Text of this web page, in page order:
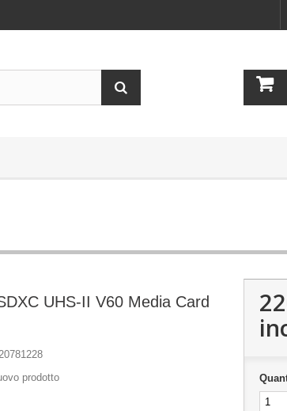
UHS-II V60 Media Card
prodotto